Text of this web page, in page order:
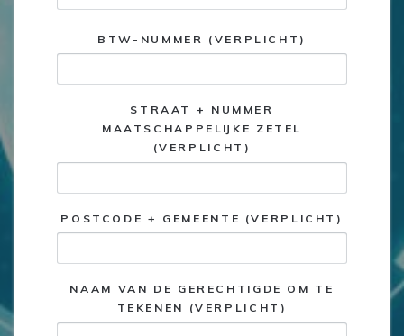
BTW-NUMMER (VERPLICHT)
STRAAT + NUMMER
MAATSCHAPPELIJKE ZETEL
(VERPLICHT)
POSTCODE + GEMEENTE (VERPLICHT)
NAAM VAN DE GERECHTIGDE OM TE
TEKENEN (VERPLICHT)